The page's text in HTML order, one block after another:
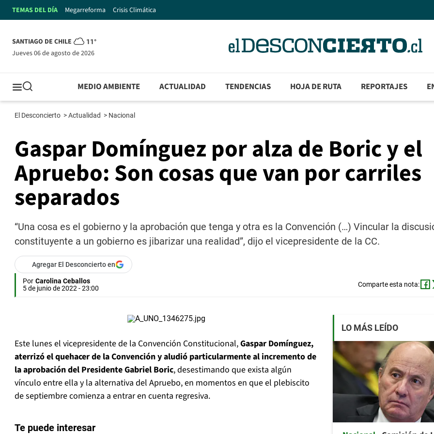
TEMAS DEL DÍA Megarreforma Crisis Climática
SANTIAGO DE CHILE 11°
jueves 06 de agosto de 2026
MEDIO AMBIENTE ACTUALIDAD TENDENCIAS HOJA DE RUTA REPORTAJES
El Desconcierto >Actualidad > Nacional
Gaspar Domínguez por alza de Boric y el
Apruebo: Son cosas que van por carriles
separados
“Una cosa es el gobierno y la aprobación que tenga y otra es la Convención (…) Vincular la
constituyente a un gobierno es jibarizar una realidad”, dijo el vicepresidente de la CC.
Agregar El Desconcierto en
Por Carolina Ceballos
5 de junio de 2022 - 23:00
Comparte esta nota:
Este lunes el vicepresidente de la Convención Constitucional,Gaspar Domínguez,
aterrizó el quehacer de la Convención y aludió particularmente al incremento de
la aprobación del Presidente Gabriel Boric, desestimando que exista algún
vínculo entre ella y la alternativa del Apruebo, en momentos en que el plebiscito
de septiembre comienza a entrar en cuenta regresiva.
Te puede interesar
LO MÁS LEÍDO